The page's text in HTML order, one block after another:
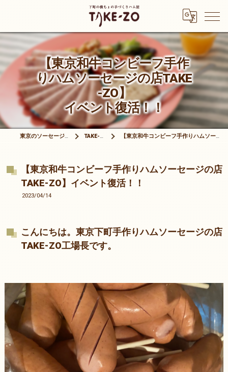
【東京和牛コンビーフ手作
りハムソーセージの店TAKE
-ZO】
イベント復活！！
東京のソーセージは有限会社竹三商店 TAKE-ZOブログ 【東京和牛コンビーフ手作りハムソーセージの店TAKE-ZO】イベント復活！！
【東京和牛コンビーフ手作りハムソーセージの店
TAKE-ZO】イベント復活！！
2023/04/14
こんにちは。東京下町手作りハムソーセージの店
TAKE-ZO工場長です。